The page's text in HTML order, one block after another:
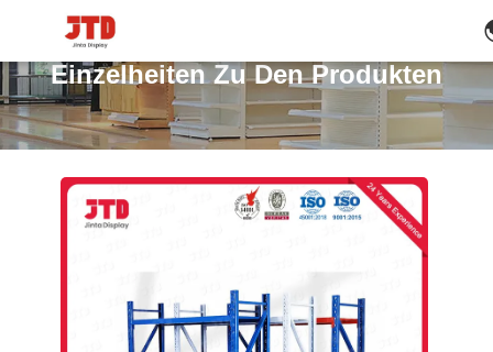
Einzelheiten Zu Den Produkten